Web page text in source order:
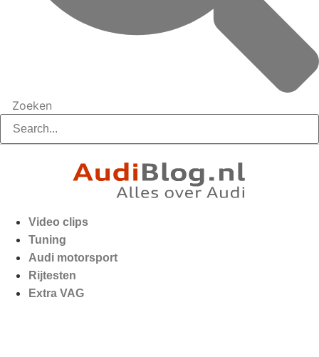
Zoeken
Video clips
Tuning
Audi motorsport
Rijtesten
Extra VAG